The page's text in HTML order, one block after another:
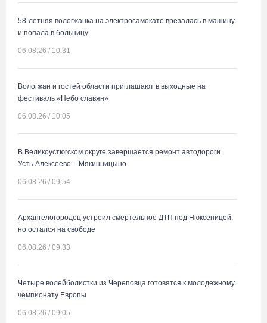
58-летняя вологжанка на электросамокате врезалась в машину
и попала в больницу
06.08.26 / 10:31
Вологжан и гостей области приглашают в выходные на
фестиваль «Небо славян»
06.08.26 / 10:05
В Великоустюгском округе завершается ремонт автодороги
Усть-Алексеево – Мякинницыно
06.08.26 / 09:54
Архангелогородец устроил смертельное ДТП под Нюксеницей,
но остался на свободе
06.08.26 / 09:33
Четыре волейболистки из Череповца готовятся к молодежному
чемпионату Европы
06.08.26 / 09:05